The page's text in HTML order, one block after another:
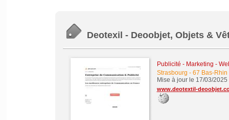
Deotexil - Deoobjet, Objets &
Publicité - Marketing -
Strasbourg - 67 Bas-Rhin
Mise à jour le 17/03/2025
www.deotextil-